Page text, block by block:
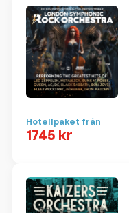
Hotellpaket från
1745 kr